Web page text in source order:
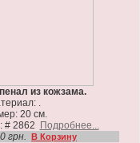
из кожзама.
.
20 см.
# 2862
Подробнее...
грн. В Корзину